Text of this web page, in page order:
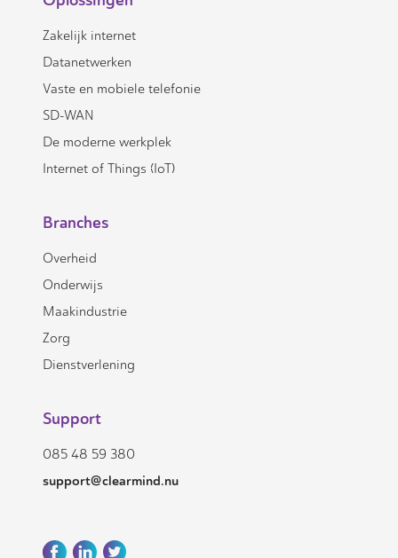
Zakelijk internet
Datanetwerken
Vaste en mobiele telefonie
SD-WAN
De moderne werkplek
Internet of Things (IoT)
Branches
Overheid
Onderwijs
Maakindustrie
Zorg
Dienstverlening
Support
085 48 59 380
support@clearmind.nu